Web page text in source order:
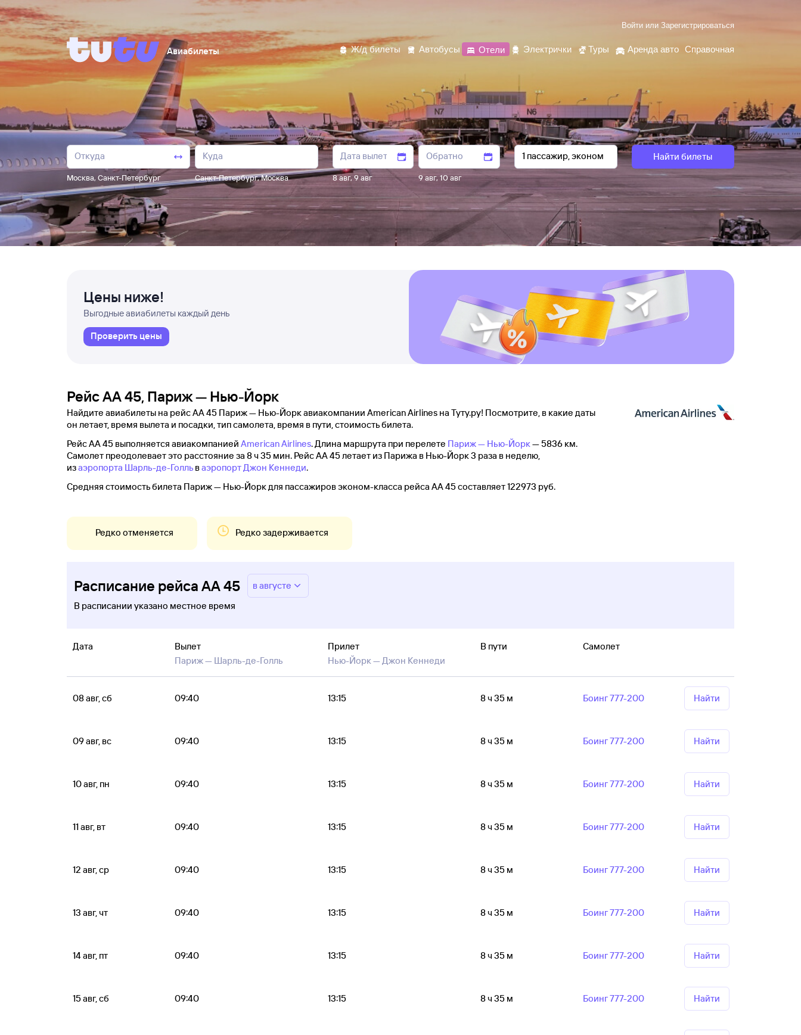
Войти или Зарегистрироваться
Авиабилеты Ж/д билеты Автобусы Отели Электрички Туры Аренда авто Справочная
Москва, Санкт-Петербург Санкт-Петербург,Москва 8 авг, 9 авг 9 авг,10 авг
Найти билеты
Цены ниже!
Выгодные авиабилеты каждый день
Проверить цены
Рейс AA 45, Париж — Нью-Йорк
Найдите авиабилеты на рейс AA 45 Париж — Нью-Йорк авиакомпании American Airlines на Туту.ру! Посмотрите, в какие даты
он летает, время вылета и посадки, тип самолета, время в пути, стоимость билета.
Рейс AA 45 выполняется авиакомпанией American Airlines. Длина маршрута при перелете Париж — Нью-Йорк— 5836 км.
Самолет преодолевает это расстояние за 8 ч 35 мин. Рейс AA 45 летает из Парижа в Нью-Йорк 3 раза в неделю,
изаэропорта Шарль-де-Голль ваэропорт Джон Кеннеди.
Средняя стоимость билета Париж — Нью-Йорк для пассажиров эконом-класса рейса AA 45 составляет 122973 руб.
Редко отменяется Редко задерживается
Расписание рейса AA 45
в августе
В расписании указано местное время
Дата
Вылет
Париж — Шарль-де-Голль
Прилет
Нью-Йорк — Джон Кеннеди
В пути Самолет
08 авг, сб 09:40 13:15 8 ч 35 м Боинг 777-200 Найти
09 авг, вс 09:40 13:15 8 ч 35 м Боинг 777-200 Найти
10 авг, пн 09:40 13:15 8 ч 35 м Боинг 777-200 Найти
11 авг, вт 09:40 13:15 8 ч 35 м Боинг 777-200 Найти
12 авг, ср 09:40 13:15 8 ч 35 м Боинг 777-200 Найти
13 авг, чт 09:40 13:15 8 ч 35 м Боинг 777-200 Найти
14 авг, пт 09:40 13:15 8 ч 35 м Боинг 777-200 Найти
15 авг, сб 09:40 13:15 8 ч 35 м Боинг 777-200 Найти